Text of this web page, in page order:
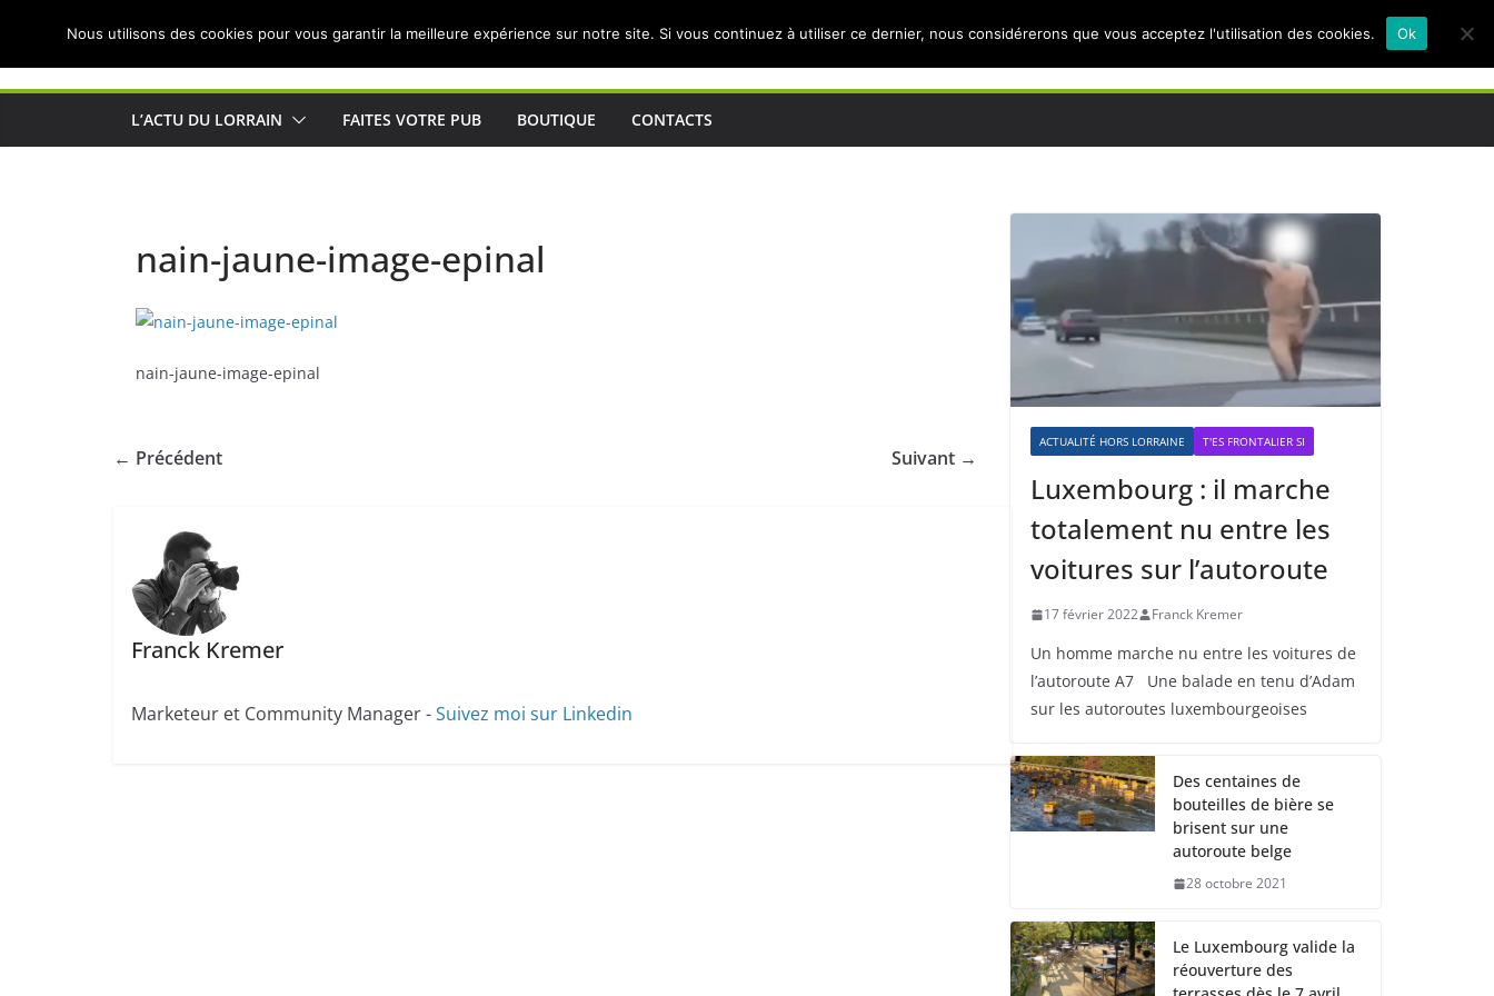
Actualités de Lorraine pour les Lorrains
L’ACTU DU LORRAIN FAITES VOTRE PUB BOUTIQUE CONTACTS
nain-jaune-image-epinal
nain-jaune-image-epinal
← Précédent Suivant →
Franck Kremer
Marketeur et Community Manager -Suivez moi sur Linkedin
ACTUALITÉ HORS LORRAINE T'ES FRONTALIER SI
Luxembourg : il marche
totalement nu entre les
voitures sur l’autoroute
17 février 2022 Franck Kremer
Un homme marche nu entre les voitures de
l’autoroute A7 Une balade en tenu d’Adam
sur les autoroutes luxembourgeoises
Des centaines de
bouteilles de bière se
brisent sur une
autoroute belge
28 octobre 2021
Le Luxembourg valide la
réouverture des
Nous utilisons des cookies pour vous garantir la meilleure expérience sur notre site. Si vous continuez à utiliser ce dernier, nous considérerons que vous acceptez l'utilisation des cookies. Ok